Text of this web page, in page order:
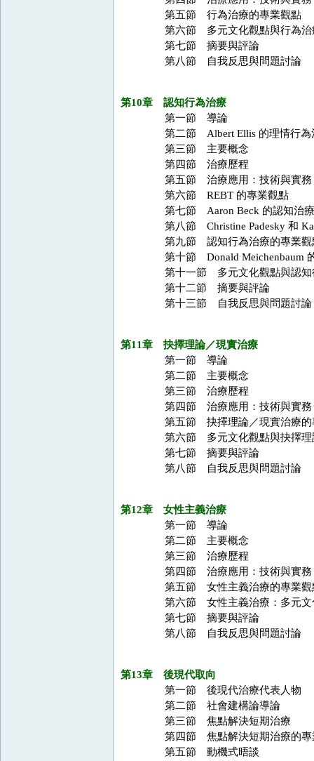
第五節 行為治療的專業觀點
第六節 多元文化觀點與行為治
第七節 摘要與評論
第八節 自我反思與問題討論
第10章 認知行為治療
第一節 導論
第二節 Albert Ellis 的理情行為
第三節 主要概念
第四節 治療歷程
第五節 治療應用：技術與實務
第六節 REBT 的專業觀點
第七節 Aaron Beck 的認知治
第八節 Christine Padesky 和
第九節 認知行為治療的專業觀
第十節 Donald Meichenbaum
第十一節 多元文化觀點與認知
第十二節 摘要與評論
第十三節 自我反思與問題討論
第11章 抉擇理論／現實治療
第一節 導論
第二節 主要概念
第三節 治療歷程
第四節 治療應用：技術與實務
第五節 抉擇理論／現實治療的
第六節 多元文化觀點與抉擇理
第七節 摘要與評論
第八節 自我反思與問題討論
第12章 女性主義治療
第一節 導論
第二節 主要概念
第三節 治療歷程
第四節 治療應用：技術與實務
第五節 女性主義治療的專業觀
第六節 女性主義治療：多元文
第七節 摘要與評論
第八節 自我反思與問題討論
第13章 後現代取向
第一節 後現代治療代表人物
第二節 社會建構論導論
第三節 焦點解決短期治療
第四節 焦點解決短期治療的專
第五節 動機式晤談